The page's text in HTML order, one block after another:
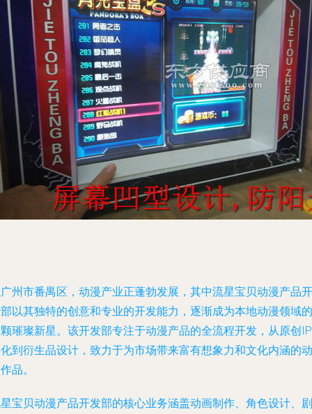
州市番禺区，动漫产业正蓬勃发展，其中流星宝贝动漫产品开
以其独特的创意和专业的开发能力，逐渐成为本地动漫领域的
璀璨新星。该开发部专注于动漫产品的全流程开发，从原创IP
到衍生品设计，致力于为市场带来富有想象力和文化内涵的动
品。
宝贝动漫产品开发部的核心业务涵盖动画制作、角色设计、剧